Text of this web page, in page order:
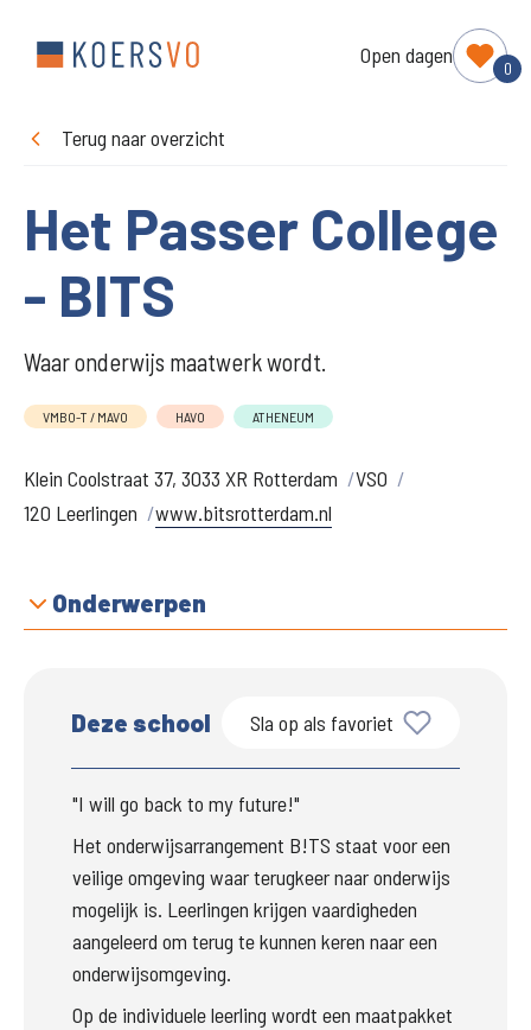
Open dagen
0
Terug naar overzicht
Het Passer College
- BITS
Waar onderwijs maatwerk wordt.
VMBO-T / MAVO HAVO ATHENEUM
Klein Coolstraat 37, 3033 XR Rotterdam
VSO
120 Leerlingen
www.bitsrotterdam.nl
Onderwerpen
Deze school Sla op als favoriet
"I will go back to my future!"
Het onderwijsarrangement B!TS staat voor een
veilige omgeving waar terugkeer naar onderwijs
mogelijk is. Leerlingen krijgen vaardigheden
aangeleerd om terug te kunnen keren naar een
onderwijsomgeving.
Op de individuele leerling wordt een maatpakket